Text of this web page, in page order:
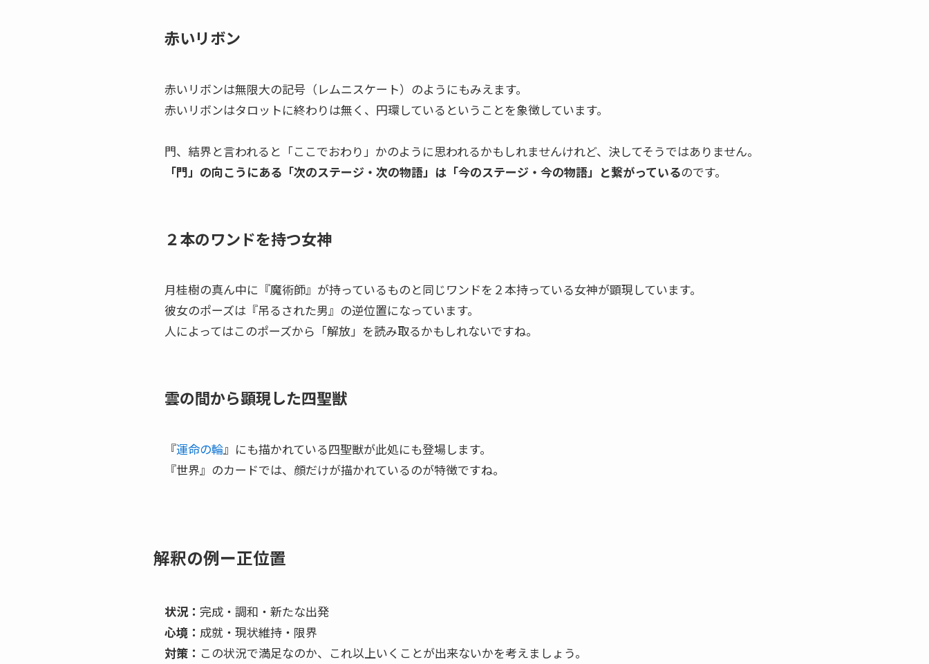
赤いリボン
赤いリボンは無限大の記号（レムニスケート）のようにもみえます。
赤いリボンはタロットに終わりは無く、円環しているということを象徴しています。
門、結界と言われると「ここでおわり」かのように思われるかもしれませんけれど、決してそうではありません。
「門」の向こうにある「次のステージ・次の物語」は「今のステージ・今の物語」と繋がっているのです。
２本のワンドを持つ女神
月桂樹の真ん中に『魔術師』が持っているものと同じワンドを２本持っている女神が顕現しています。
彼女のポーズは『吊るされた男』の逆位置になっています。
人によってはこのポーズから「解放」を読み取るかもしれないですね。
雲の間から顕現した四聖獣
『運命の輪』にも描かれている四聖獣が此処にも登場します。
『世界』のカードでは、顔だけが描かれているのが特徴ですね。
解釈の例ー正位置
状況： 完成・調和・新たな出発
心境： 成就・現状維持・限界
対策： この状況で満足なのか、これ以上いくことが出来ないかを考えましょう。